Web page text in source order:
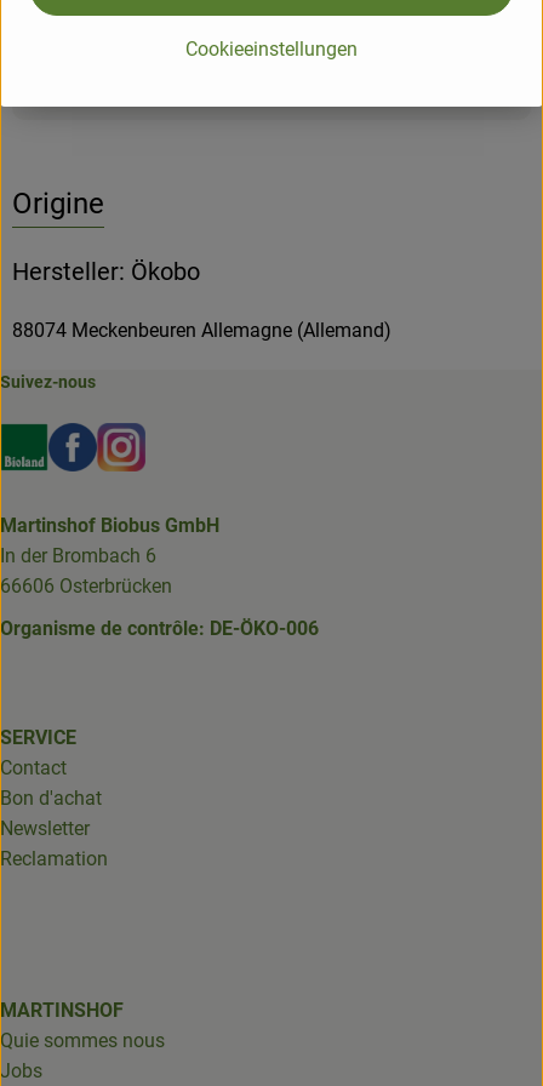
Origine
Hersteller: Ökobo
88074 Meckenbeuren Allemagne (Allemand)
Suivez-nous
Externer Link zu https://www.bioland.de/verbraucher
Externer Link zu https://www.facebook.com/
Externer Link zu https://www.instagram.com/
Martinshof Biobus GmbH
In der Brombach 6
66606 Osterbrücken
Organisme de contrôle: DE-ÖKO-006
SERVICE
Contact
Bon d'achat
Newsletter
Reclamation
MARTINSHOF
Quie sommes nous
Jobs
Cookieeinstellungen